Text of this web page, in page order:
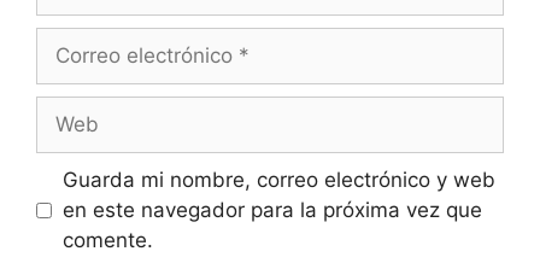
Correo
Web
Guarda mi nombre, correo electrónico y web
en este navegador para la próxima vez que
comente.